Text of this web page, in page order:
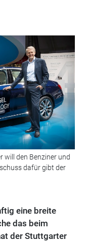
will den Benziner und
dafür gibt der
eine breite
das beim
der Stuttgarter